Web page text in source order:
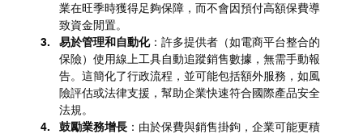
業在旺季時獲得足夠保障，而不會因預付高額保費導
致資金閒置。
易於管理和自動化：許多提供者（如電商平台整合的
保險）使用線上工具自動追蹤銷售數據，無需手動報
告。這簡化了行政流程，並可能包括額外服務，如風
險評估或法律支援，幫助企業快速符合國際產品安全
法規。
鼓勵業務增長：由於保費與銷售掛鉤，企業可能更積